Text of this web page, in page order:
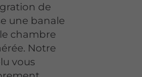
de
une banale
chambre
Notre
vous